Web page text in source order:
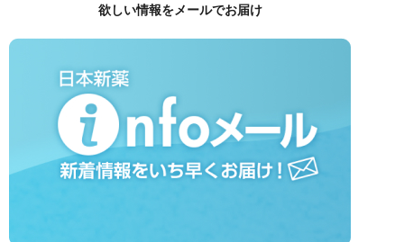
欲しい情報をメールでお届け